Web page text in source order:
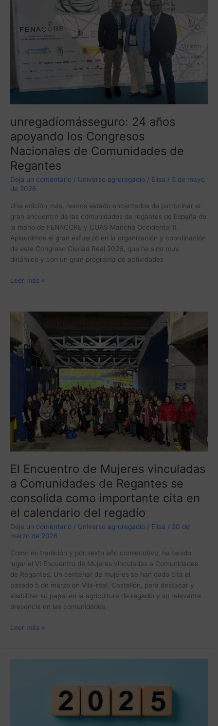
unregadíomásseguro: 24 años
apoyando los Congresos
Nacionales de Comunidades de
Regantes
Deja un comentario / Universo agroregadío / Elisa / 5 de mayo
de 2026
Una edición más, hemos estado encantados de patrocinar el
gran encuentro de las comunidades de regantes de España de
la mano de FENACORE y CUAS Mancha Occidental II.
Aplaudimos el gran esfuerzo en la organización y coordinación
de este Congreso Ciudad Real 2026, que ha sido muy
dinámico y con un gran programa de actividades
Nacionales
Comunidades
Leer más »
El Encuentro de Mujeres vinculadas
a Comunidades de Regantes se
consolida como importante cita en
el calendario del regadío
Deja un comentario / Universo agroregadío / Elisa / 20 de
marzo de 2026
Como es tradición y por sexto año consecutivo, ha tenido
lugar el VI Encuentro de Mujeres vinculadas a Comunidades
de Regantes. Un centenar de mujeres se han dado cita el
pasado 5 de marzo en Vila-real, Castellón, para destacar y
visibilizar su papel en la agricultura de regadío y su relevante
presencia en las comunidades
Encuentro
de
Mujeres
vinculadas
Comunidades
Regantes
consolida
importante
en
calendario
del
regadío
Leer más »